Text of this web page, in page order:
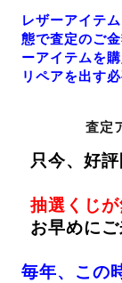
レザーアイテ
態で査定のご
ーアイテムを
リペアを出す
査定
只今、好
抽選くじ
お早めに
毎年、この